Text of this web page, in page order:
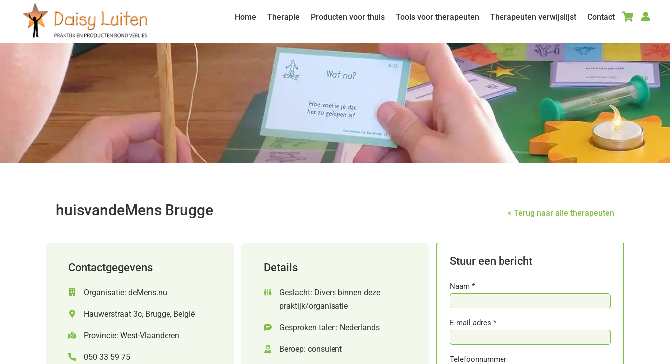
Home Therapie Producten voor thuis Tools voor therapeuten Therapeuten verwijslijst Contact  
huisvandeMens Brugge < Terug naar alle therapeuten
Contactgegevens
Organisatie: deMens.nu
Hauwerstraat 3c, Brugge, België
Provincie: West-Vlaanderen
050 33 59 75
Details
Geslacht: Divers binnen deze
praktijk/organisatie
Gesproken talen: Nederlands
Beroep: consulent
Stuur een bericht
Naam *
E-mail adres *
Telefoonnummer